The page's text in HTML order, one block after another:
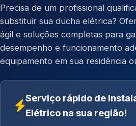
Precisa de um profissional
substituir sua ducha elétrica?
ágil e soluções completas para
desempenho e funcionamento
equipamento em sua residência
Serviço rápido de
Elétrico na sua região!